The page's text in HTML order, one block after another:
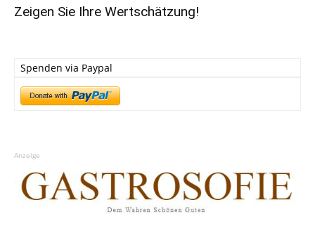
Zeigen Sie Ihre Wertschätzung!
Spenden via Paypal
Anzeige